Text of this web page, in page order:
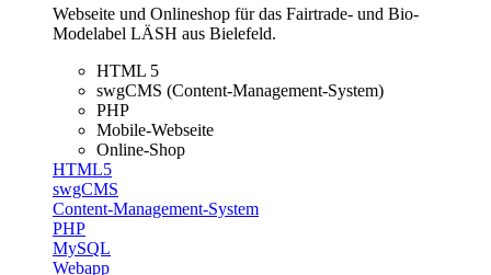
Webseite und Onlineshop für das Fairtrade- und Bio-
Modelabel LÄSH aus Bielefeld.
HTML 5
swgCMS (Content-Management-System)
PHP
Mobile-Webseite
Online-Shop
HTML5
swgCMS
Content-Management-System
PHP
MySQL
Webapp